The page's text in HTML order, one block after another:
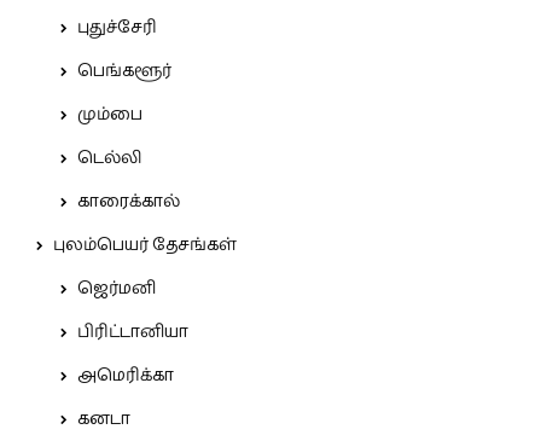
புதுச்சேரி
பெங்களூர்
மும்பை
டெல்லி
காரைக்கால்
புலம்பெயர் தேசங்கள்
ஜெர்மனி
பிரிட்டானியா
அமெரிக்கா
கனடா